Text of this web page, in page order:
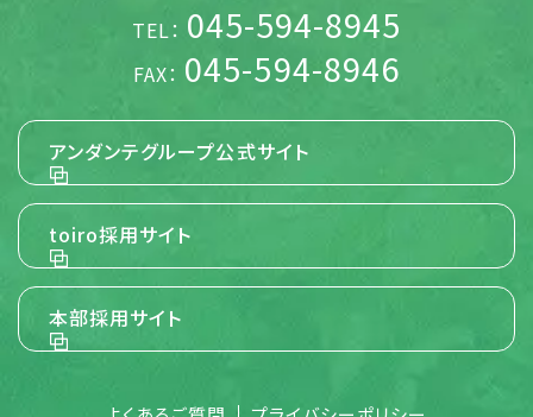
ものとします。また、ご本人さまに個人情報を提供いただく場
合には事前にその使用目的を明示し、ご本人さまに同意をい
ただくものとします。 当社は、特定の条件のものを除き、あら
かじめご本人さまの事前の同意を得ないで、ご本人さまの個
社と共同して事業活動を行う場合に必要となる、お名前並び
に職場およびご自宅の住所、電話番号、FAX番号、電子メー
ルアドレス等のご本人さまの個人情報につき、当該グループ
会社に提供することがあります。
【その他詳細】
6. 個人情報の開示等の請求、または苦情のお
申し出
当社が保有しているご本人さまの個人情報について、開示、
または苦情をお申し出になる場合は、所定の手続きに則り請
TEL： 045-594-8945
FAX： 045-594-8946
アンダンテグループ公式サイト
toiro採用サイト
本部採用サイト